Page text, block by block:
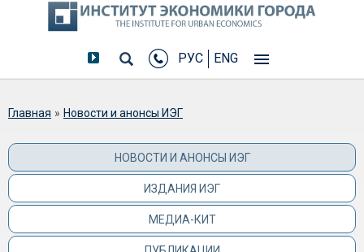
РУС ENG
Вы здесь
Главная » Новости и анонсы ИЭГ
НОВОСТИ И АНОНСЫ ИЭГ
ИЗДАНИЯ ИЭГ
МЕДИА-КИТ